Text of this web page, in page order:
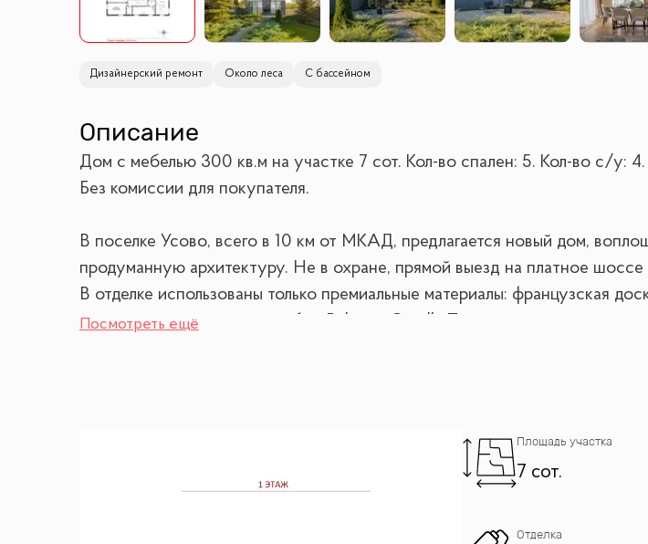
Дизайнерский ремонт Около леса С бассейном
Описание
Дом с мебелью 300 кв.м на участке 7 cот. Кол-во спален: 5. Кол-во с/
Без комиссии для покупателя.
В поселке Усово, всего в 10 км от МКАД, предлагается новый дом,
продуманную архитектуру. Не в охране, прямой выезд на платное
В отделке использованы только премиальные материалы: французская
и санузлах, дизайнерские обои Roberto Cavalli. По всему дому — теплые
1 этаж : кухня с островом, гостиная с био камином, столовая, гостевой
свободного назначения, можно использовать как комнату для няни или
Посмотреть ещё
Площадь участка
7 сот.
Отделка